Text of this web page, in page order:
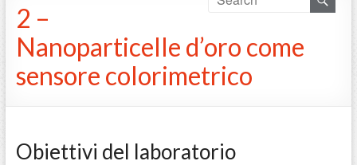
2 –
Nanoparticelle d’oro come
sensore colorimetrico
Obiettivi del laboratorio